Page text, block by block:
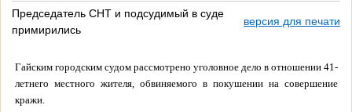
Председатель СНТ и подсудимый в суде
примирились
версия для печати
Гайским городским судом рассмотрено уголовное дело в отношении 41-
летнего местного жителя, обвиняемого в покушении на совершение
кражи.